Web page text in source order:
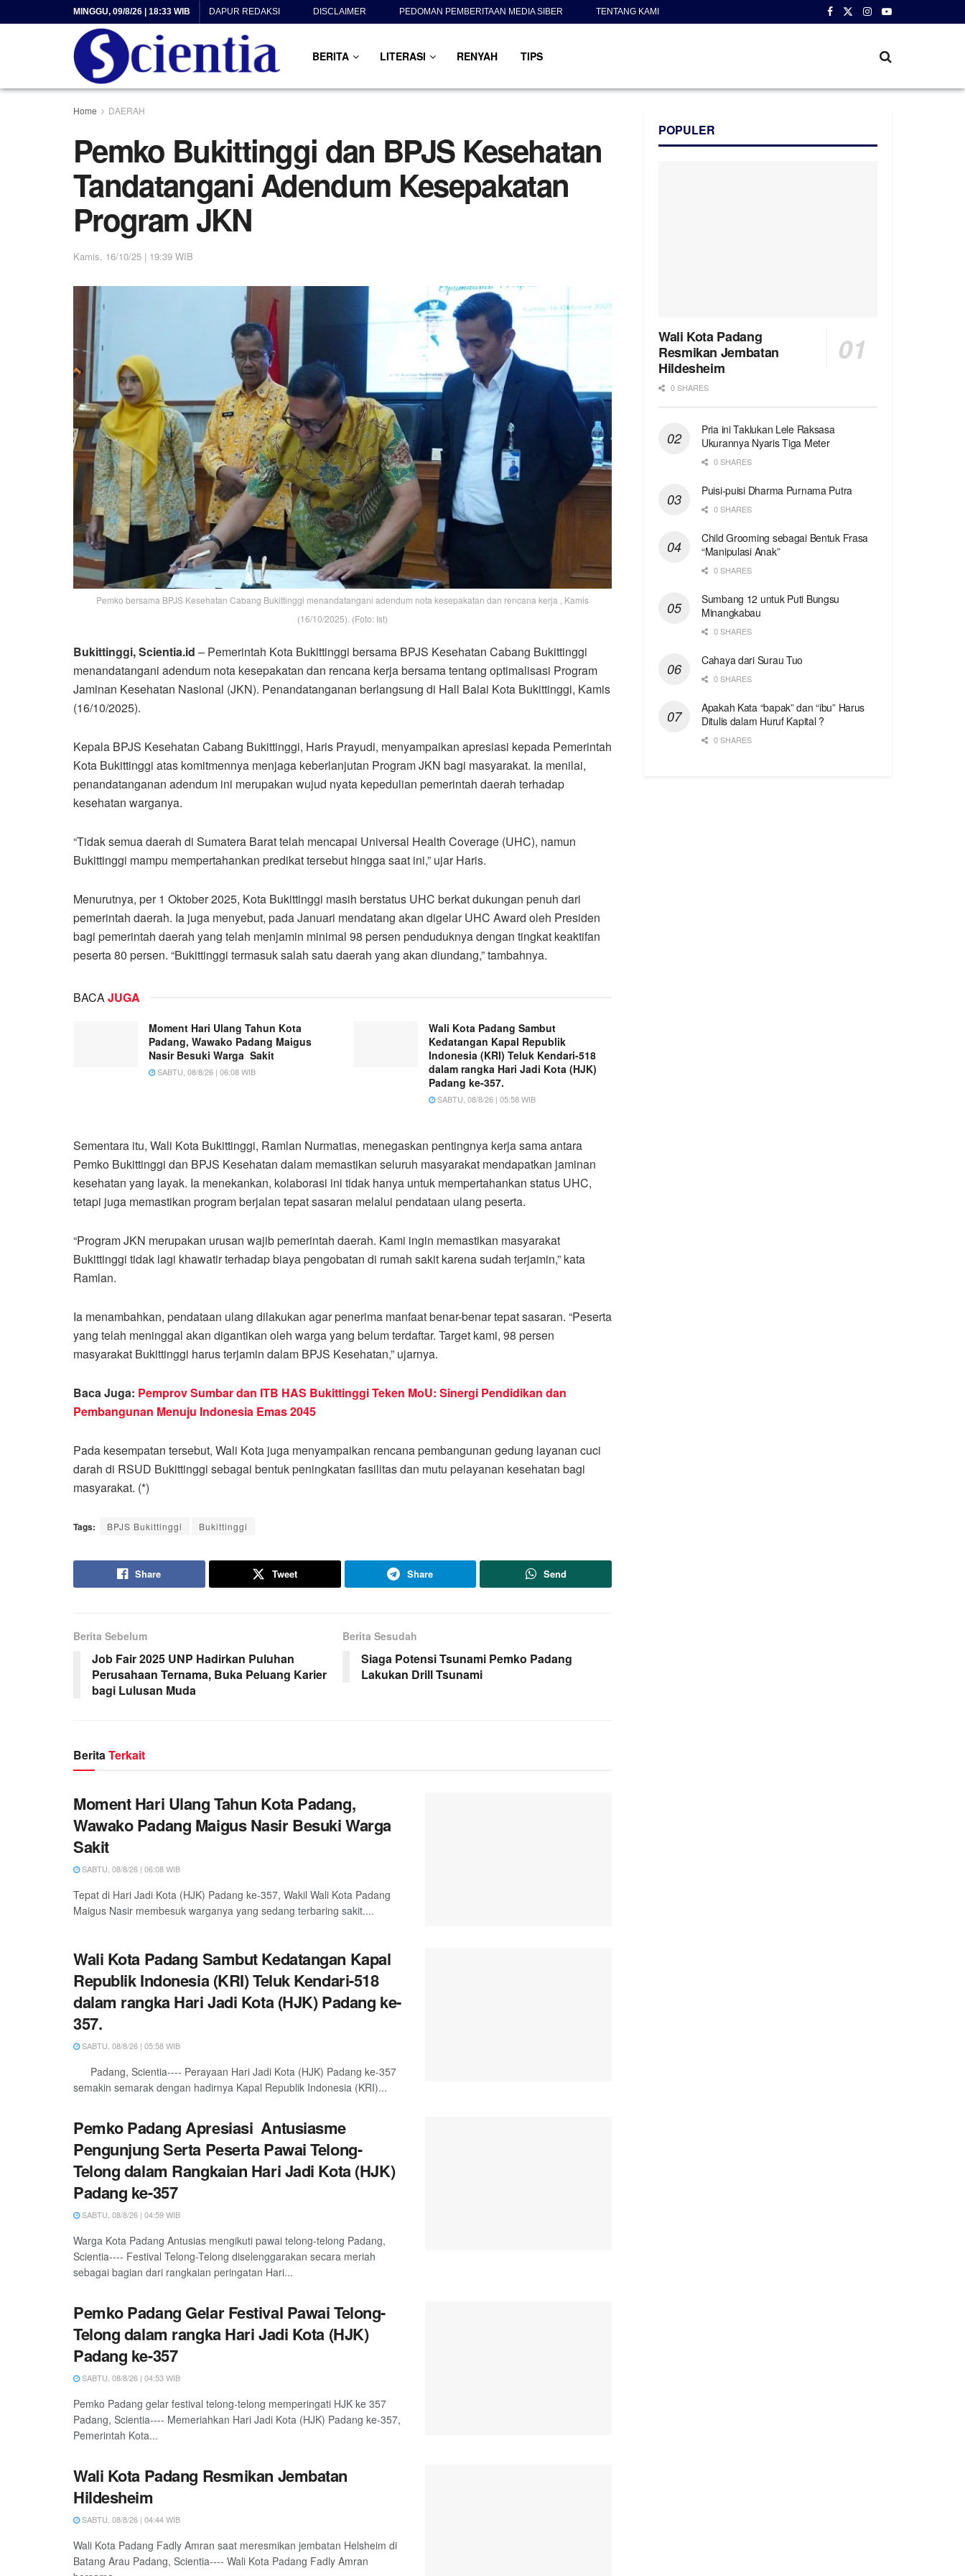
MINGGU, 09/8/26 | 18:33 WIB DAPUR REDAKSI DISCLAIMER PEDOMAN PEMBERITAAN MEDIA SIBER TENTANG KAMI
BERITA LITERASI RENYAH TIPS
Home DAERAH
Pemko Bukittinggi dan BPJS Kesehatan
Tandatangani Adendum Kesepakatan
Program JKN
Kamis, 16/10/25 | 19:39 WIB
Pemko bersama BPJS Kesehatan Cabang Bukittinggi menandatangani adendum nota kesepakatan dan rencana kerja , Kamis
(16/10/2025). (Foto: Ist)
Bukittinggi, Scientia.id – Pemerintah Kota Bukittinggi bersama BPJS Kesehatan Cabang Bukittinggi
menandatangani adendum nota kesepakatan dan rencana kerja bersama tentang optimalisasi Program
Jaminan Kesehatan Nasional (JKN). Penandatanganan berlangsung di Hall Balai Kota Bukittinggi, Kamis
(16/10/2025).
Kepala BPJS Kesehatan Cabang Bukittinggi, Haris Prayudi, menyampaikan apresiasi kepada Pemerintah
Kota Bukittinggi atas komitmennya menjaga keberlanjutan Program JKN bagi masyarakat. Ia menilai,
penandatanganan adendum ini merupakan wujud nyata kepedulian pemerintah daerah terhadap
kesehatan warganya.
“Tidak semua daerah di Sumatera Barat telah mencapai Universal Health Coverage (UHC), namun
Bukittinggi mampu mempertahankan predikat tersebut hingga saat ini,” ujar Haris.
Menurutnya, per 1 Oktober 2025, Kota Bukittinggi masih berstatus UHC berkat dukungan penuh dari
pemerintah daerah. Ia juga menyebut, pada Januari mendatang akan digelar UHC Award oleh Presiden
bagi pemerintah daerah yang telah menjamin minimal 98 persen penduduknya dengan tingkat keaktifan
peserta 80 persen. “Bukittinggi termasuk salah satu daerah yang akan diundang,” tambahnya.
BACAJUGA
Moment Hari Ulang Tahun Kota
Padang, Wawako Padang Maigus
Nasir Besuki Warga Sakit
SABTU, 08/8/26 | 06:08 WIB
Wali Kota Padang Sambut
Kedatangan Kapal Republik
Indonesia (KRI) Teluk Kendari-518
dalam rangka Hari Jadi Kota (HJK)
Padang ke-357.
SABTU, 08/8/26 | 05:58 WIB
Sementara itu, Wali Kota Bukittinggi, Ramlan Nurmatias, menegaskan pentingnya kerja sama antara
Pemko Bukittinggi dan BPJS Kesehatan dalam memastikan seluruh masyarakat mendapatkan jaminan
kesehatan yang layak. Ia menekankan, kolaborasi ini tidak hanya untuk mempertahankan status UHC,
tetapi juga memastikan program berjalan tepat sasaran melalui pendataan ulang peserta.
“Program JKN merupakan urusan wajib pemerintah daerah. Kami ingin memastikan masyarakat
Bukittinggi tidak lagi khawatir terhadap biaya pengobatan di rumah sakit karena sudah terjamin,” kata
Ramlan.
Ia menambahkan, pendataan ulang dilakukan agar penerima manfaat benar-benar tepat sasaran. “Peserta
yang telah meninggal akan digantikan oleh warga yang belum terdaftar. Target kami, 98 persen
masyarakat Bukittinggi harus terjamin dalam BPJS Kesehatan,” ujarnya.
Baca Juga: Pemprov Sumbar dan ITB HAS Bukittinggi Teken MoU: Sinergi Pendidikan dan
Pembangunan Menuju Indonesia Emas 2045
Pada kesempatan tersebut, Wali Kota juga menyampaikan rencana pembangunan gedung layanan cuci
darah di RSUD Bukittinggi sebagai bentuk peningkatan fasilitas dan mutu pelayanan kesehatan bagi
masyarakat. (*)
Tags: BPJS Bukittinggi Bukittinggi
Share Tweet Share Send
Berita Sebelum
Job Fair 2025 UNP Hadirkan Puluhan
Perusahaan Ternama, Buka Peluang Karier
bagi Lulusan Muda
Berita Sesudah
Siaga Potensi Tsunami Pemko Padang
Lakukan Drill Tsunami
BeritaTerkait
Moment Hari Ulang Tahun Kota Padang,
Wawako Padang Maigus Nasir Besuki Warga
Sakit
SABTU, 08/8/26 | 06:08 WIB
Tepat di Hari Jadi Kota (HJK) Padang ke-357, Wakil Wali Kota Padang
Maigus Nasir membesuk warganya yang sedang terbaring sakit....
Wali Kota Padang Sambut Kedatangan Kapal
Republik Indonesia (KRI) Teluk Kendari-518
dalam rangka Hari Jadi Kota (HJK) Padang ke-
357.
SABTU, 08/8/26 | 05:58 WIB
Padang, Scientia---- Perayaan Hari Jadi Kota (HJK) Padang ke-357
semakin semarak dengan hadirnya Kapal Republik Indonesia (KRI)...
Pemko Padang Apresiasi Antusiasme
Pengunjung Serta Peserta Pawai Telong-
Telong dalam Rangkaian Hari Jadi Kota (HJK)
Padang ke-357
SABTU, 08/8/26 | 04:59 WIB
Warga Kota Padang Antusias mengikuti pawai telong-telong Padang,
Scientia---- Festival Telong-Telong diselenggarakan secara meriah
sebagai bagian dari rangkaian peringatan Hari...
Pemko Padang Gelar Festival Pawai Telong-
Telong dalam rangka Hari Jadi Kota (HJK)
Padang ke-357
SABTU, 08/8/26 | 04:53 WIB
Pemko Padang gelar festival telong-telong memperingati HJK ke 357
Padang, Scientia---- Memeriahkan Hari Jadi Kota (HJK) Padang ke-357,
Pemerintah Kota...
Wali Kota Padang Resmikan Jembatan
Hildesheim
SABTU, 08/8/26 | 04:44 WIB
Wali Kota Padang Fadly Amran saat meresmikan jembatan Helsheim di
Batang Arau Padang, Scientia---- Wali Kota Padang Fadly Amran
POPULER
Wali Kota Padang
Resmikan Jembatan
Hildesheim
0 SHARES
Pria ini Taklukan Lele Raksasa
Ukurannya Nyaris Tiga Meter
0 SHARES
Puisi-puisi Dharma Purnama Putra
0 SHARES
Child Grooming sebagai Bentuk Frasa
“Manipulasi Anak”
0 SHARES
Sumbang 12 untuk Puti Bungsu
Minangkabau
0 SHARES
Cahaya dari Surau Tuo
0 SHARES
Apakah Kata “bapak” dan “ibu” Harus
Ditulis dalam Huruf Kapital ?
0 SHARES